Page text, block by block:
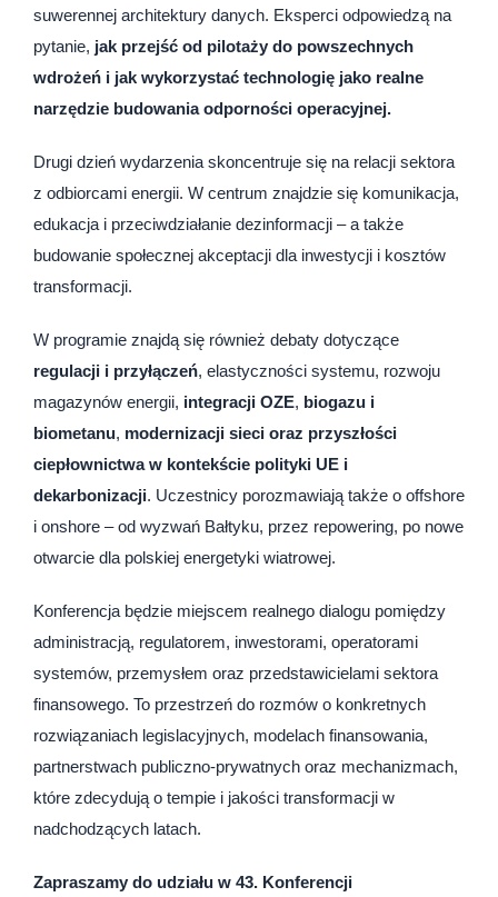
suwerennej architektury danych. Eksperci odpowiedzą na
pytanie, jak przejść od pilotaży do powszechnych
wdrożeń i jak wykorzystać technologię jako realne
narzędzie budowania odporności operacyjnej.
Drugi dzień wydarzenia skoncentruje się na relacji sektora
z odbiorcami energii. W centrum znajdzie się komunikacja,
edukacja i przeciwdziałanie dezinformacji – a także
budowanie społecznej akceptacji dla inwestycji i kosztów
transformacji.
W programie znajdą się również debaty dotyczące
regulacji i przyłączeń, elastyczności systemu, rozwoju
magazynów energii, integracji OZE, biogazu i
biometanu, modernizacji sieci oraz przyszłości
ciepłownictwa w kontekście polityki UE i
dekarbonizacji. Uczestnicy porozmawiają także o offshore
i onshore – od wyzwań Bałtyku, przez repowering, po nowe
otwarcie dla polskiej energetyki wiatrowej.
Konferencja będzie miejscem realnego dialogu pomiędzy
administracją, regulatorem, inwestorami, operatorami
systemów, przemysłem oraz przedstawicielami sektora
finansowego. To przestrzeń do rozmów o konkretnych
rozwiązaniach legislacyjnych, modelach finansowania,
partnerstwach publiczno-prywatnych oraz mechanizmach,
które zdecydują o tempie i jakości transformacji w
nadchodzących latach.
Zapraszamy do udziału w 43. Konferencji